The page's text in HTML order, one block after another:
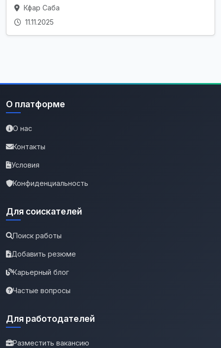
Кфар Саба
11.11.2025
О платформе
О нас
Контакты
Условия
Конфиденциальность
Для соискателей
Поиск работы
Добавить резюме
Карьерный блог
Частые вопросы
Для работодателей
Разместить вакансию